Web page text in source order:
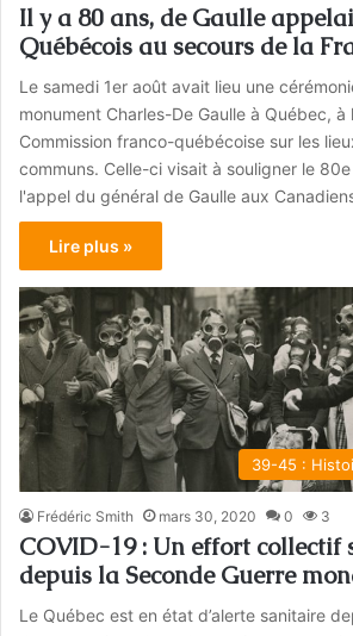
Il y a 80 ans, de Gaulle
Québécois au secours de la
Le samedi 1er août avait lieu une
monument Charles-De Gaulle à Québec,
Commission franco-québécoise sur les
communs. Celle-ci visait à souligner le
l'appel du général de Gaulle aux
Lire plus »
39-45 :
Frédéric Smith mars 30, 2020 0 3
COVID-19 : Un effort collectif
depuis la Seconde Guerre
Le Québec est en état d’alerte sanitaire